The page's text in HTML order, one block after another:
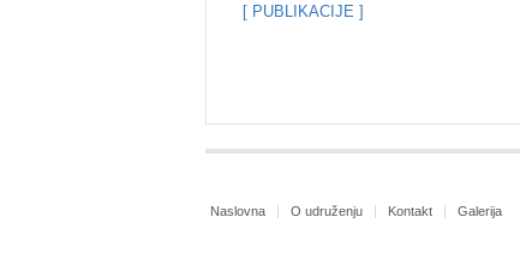
[ PUBLIKACIJE ]
Naslovna O udruženju Kontakt Galerija